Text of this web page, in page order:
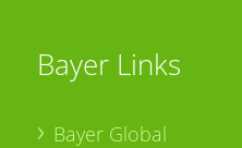
Bayer Links
Bayer Global